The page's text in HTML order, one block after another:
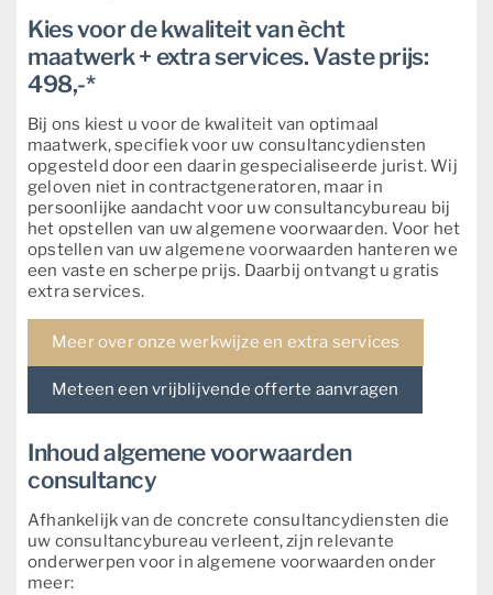
Kies voor de kwaliteit van ècht
maatwerk + extra services. Vaste prijs:
498,-*
Bij ons kiest u voor de kwaliteit van optimaal
maatwerk, specifiek voor uw consultancydiensten
opgesteld door een daarin gespecialiseerde jurist. Wij
geloven niet in contractgeneratoren, maar in
persoonlijke aandacht voor uw consultancybureau bij
het opstellen van uw algemene voorwaarden. Voor het
opstellen van uw algemene voorwaarden hanteren we
een vaste en scherpe prijs. Daarbij ontvangt u gratis
extra services.
Meer over onze werkwijze en extra services
Meteen een vrijblijvende offerte aanvragen
Inhoud algemene voorwaarden
consultancy
Afhankelijk van de concrete consultancydiensten die
uw consultancybureau verleent, zijn relevante
onderwerpen voor in algemene voorwaarden onder
meer: